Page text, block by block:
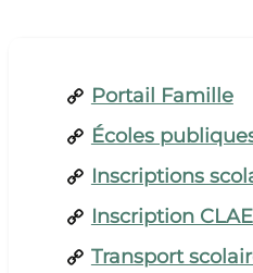
Portail Famille
Écoles
Inscriptions
Inscription
Transport